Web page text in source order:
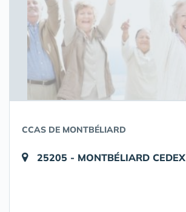
CCAS DE MONTBÉLIARD
25205 - MONTBÉLIARD CEDEX